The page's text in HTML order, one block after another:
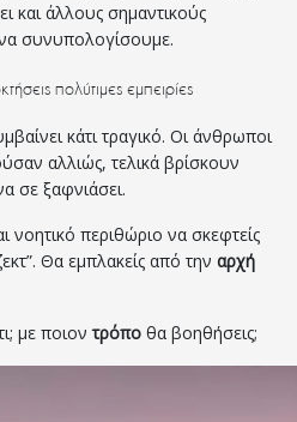
και άλλους σημαντικούς
συνυπολογίσουμε.
πολύτιμες εμπειρίες
κάτι τραγικό. Οι άνθρωποι
αλλιώς, τελικά βρίσκουν
σε ξαφνιάσει.
περιθώριο να σκεφτείς
Θα εμπλακείς από την αρχή
με ποιοντρόπο θα βοηθήσεις;